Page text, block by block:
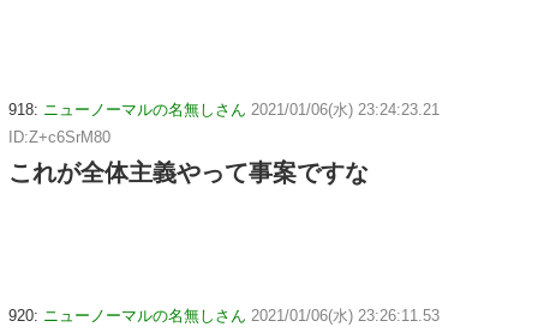
918: ニューノーマルの名無しさん 2021/01/06(水) 23:24:23.21
ID:Z+c6SrM80
これが全体主義やって事案ですな
920: ニューノーマルの名無しさん 2021/01/06(水) 23:26:11.53